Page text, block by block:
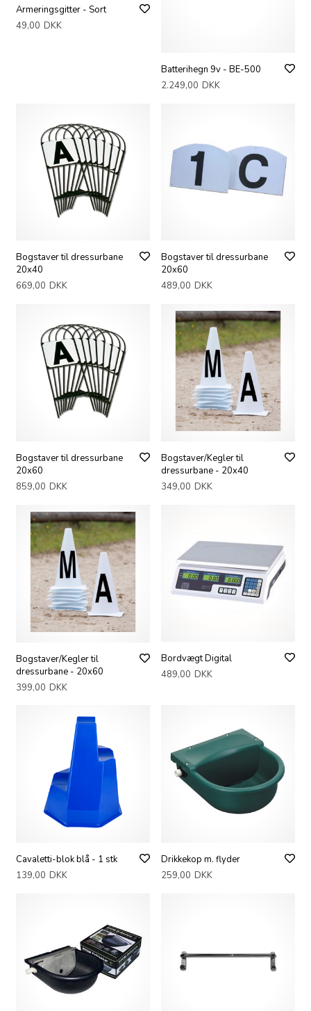
Armeringsgitter - Sort
49,00 DKK
Batterihegn 9v - BE-500
2.249,00 DKK
Bogstaver til dressurbane
20x40
669,00 DKK
Bogstaver til dressurbane
20x60
489,00 DKK
Bogstaver til dressurbane
20x60
859,00 DKK
Bogstaver/Kegler til
dressurbane - 20x40
349,00 DKK
Bogstaver/Kegler til
dressurbane - 20x60
399,00 DKK
Bordvægt Digital
489,00 DKK
Cavaletti-blok blå - 1 stk
139,00 DKK
Drikkekop m. flyder
259,00 DKK